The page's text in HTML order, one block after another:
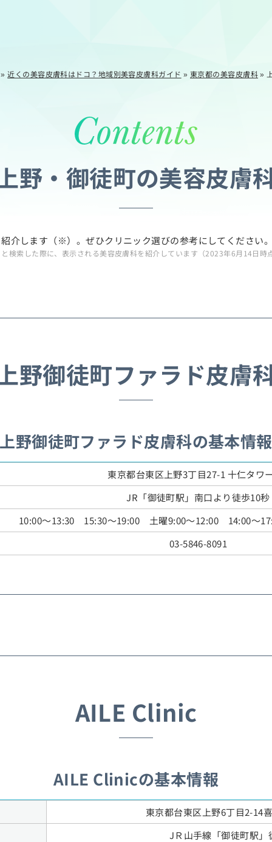
近くの美容皮膚科はドコ？地域別美容皮膚科ガイド » 東京都の美容皮膚科»
野・御徒町の美容皮膚
介します（※）。ぜひクリニック選びの参考にしてください。
索した際に、表示される美容皮膚科を紹介しています（2023年6月14日時点
野御徒町ファラド皮膚
上野御徒町ファラド皮膚科の基本情報
東京都台東区上野3丁目27-1 十仁タワ
JR「御徒町駅」南口より徒歩10秒
10:00～13:30 15:30～19:00 土曜9:00～12:00 14:00～
03-5846-8091
AILE Clinic
AILE Clinicの基本情報
東京都台東区上野6丁目2-14
JＲ山手線「御徒町駅」